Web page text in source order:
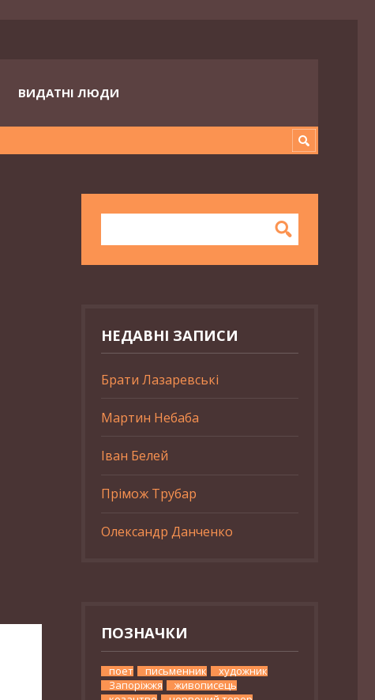
ВИДАТНІ ЛЮДИ
НЕДАВНІ ЗАПИСИ
Брати Лазаревські
Мартин Небаба
Іван Белей
Прімож Трубар
Олександр Данченко
ПОЗНАЧКИ
поет письменник
художник
Запоріжжя
живописець